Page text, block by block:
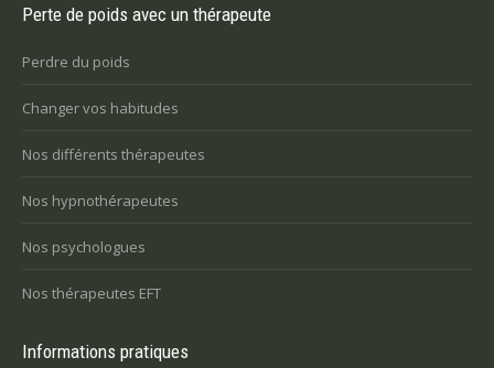
Perte de poids avec un thérapeute
Perdre du poids
Changer vos habitudes
Nos différents thérapeutes
Nos hypnothérapeutes
Nos psychologues
Nos thérapeutes EFT
Informations pratiques